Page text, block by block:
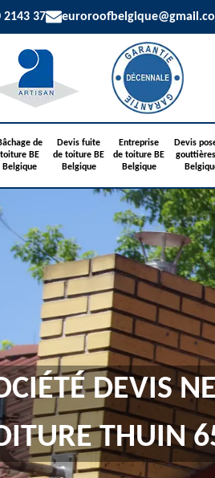
2143 37
de
toiture BE
Belgique
Devis fuite
de toiture BE
Belgique
Entreprise
de toiture BE
Belgique
Devis
DEVIS
THUIN